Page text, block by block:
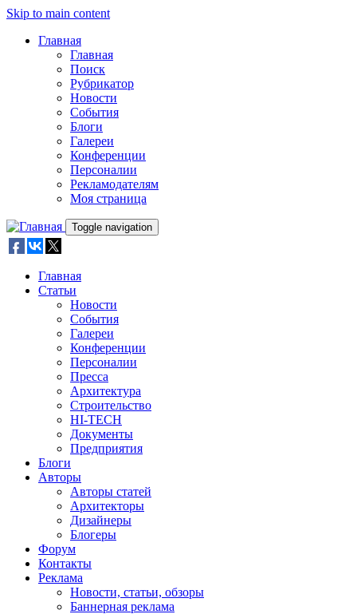
Skip to main content
Главная
Главная
Поиск
Рубрикатор
Новости
События
Блоги
Галереи
Конференции
Персоналии
Рекламодателям
Моя страница
Toggle navigation
Главная
Статьи
Новости
События
Галереи
Конференции
Персоналии
Пресса
Архитектура
Строительство
HI-TECH
Документы
Предприятия
Блоги
Авторы
Авторы статей
Архитекторы
Дизайнеры
Блогеры
Форум
Контакты
Реклама
Новости, статьи, обзоры
Баннерная реклама